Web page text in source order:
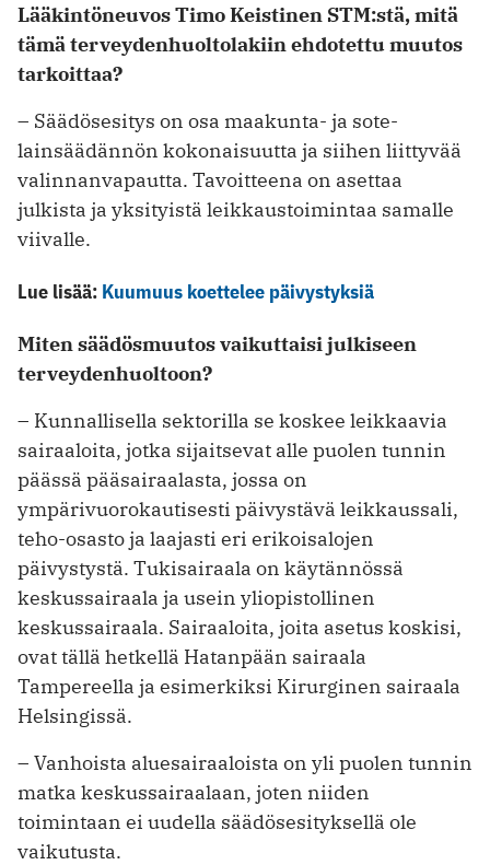
Lääkintöneuvos Timo Keistinen STM:stä, mitä
tämä terveydenhuoltolakiin ­ehdotettu muutos
tarkoittaa?
– Säädösesitys on osa maakunta- ja sote-
lainsäädännön kokonaisuutta ja siihen liittyvää
valinnanvapautta. ­Tavoitteena on asettaa
julkista ja ­yksityistä leikkaustoimintaa samalle
viivalle.
Lue lisää: Kuumuus koettelee päivystyksiä
Miten säädösmuutos vaikuttaisi ­julkiseen
terveydenhuoltoon?
– Kunnallisella sektorilla se koskee leikkaavia
sairaaloita, jotka sijaitsevat alle puolen tunnin
päässä pääsairaalasta, jossa on
ympärivuorokautisesti päivystävä leikkaussali,
teho-osasto ja laajasti eri erikoisalojen
päivystystä. Tukisairaala on käytännössä
keskussairaala ja usein yliopistollinen
keskussairaala. Sairaaloita, joita asetus koskisi,
ovat tällä hetkellä Hatanpään sairaala
Tampereella ja esimerkiksi Kirurginen sairaala
Helsingissä.
– Vanhoista aluesairaaloista on yli puolen tunnin
matka keskussairaalaan, joten niiden
toimintaan ei uudella ­säädösesityksellä ole
vaikutusta.